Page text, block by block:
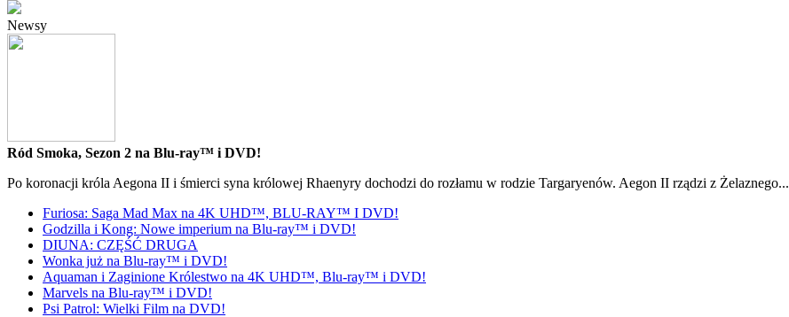
Newsy
Ród Smoka, Sezon 2 na Blu-ray™ i DVD!
Po koronacji króla Aegona II i śmierci syna królowej Rhaenyry dochodzi do rozłamu w rodzie Targaryenów. Aegon II rządzi z Żelaznego...
Furiosa: Saga Mad Max na 4K UHD™, BLU-RAY™ I DVD!
Godzilla i Kong: Nowe imperium na Blu-ray™ i DVD!
DIUNA: CZĘŚĆ DRUGA
Wonka już na Blu-ray™ i DVD!
Aquaman i Zaginione Królestwo na 4K UHD™, Blu-ray™ i DVD!
Marvels na Blu-ray™ i DVD!
Psi Patrol: Wielki Film na DVD!